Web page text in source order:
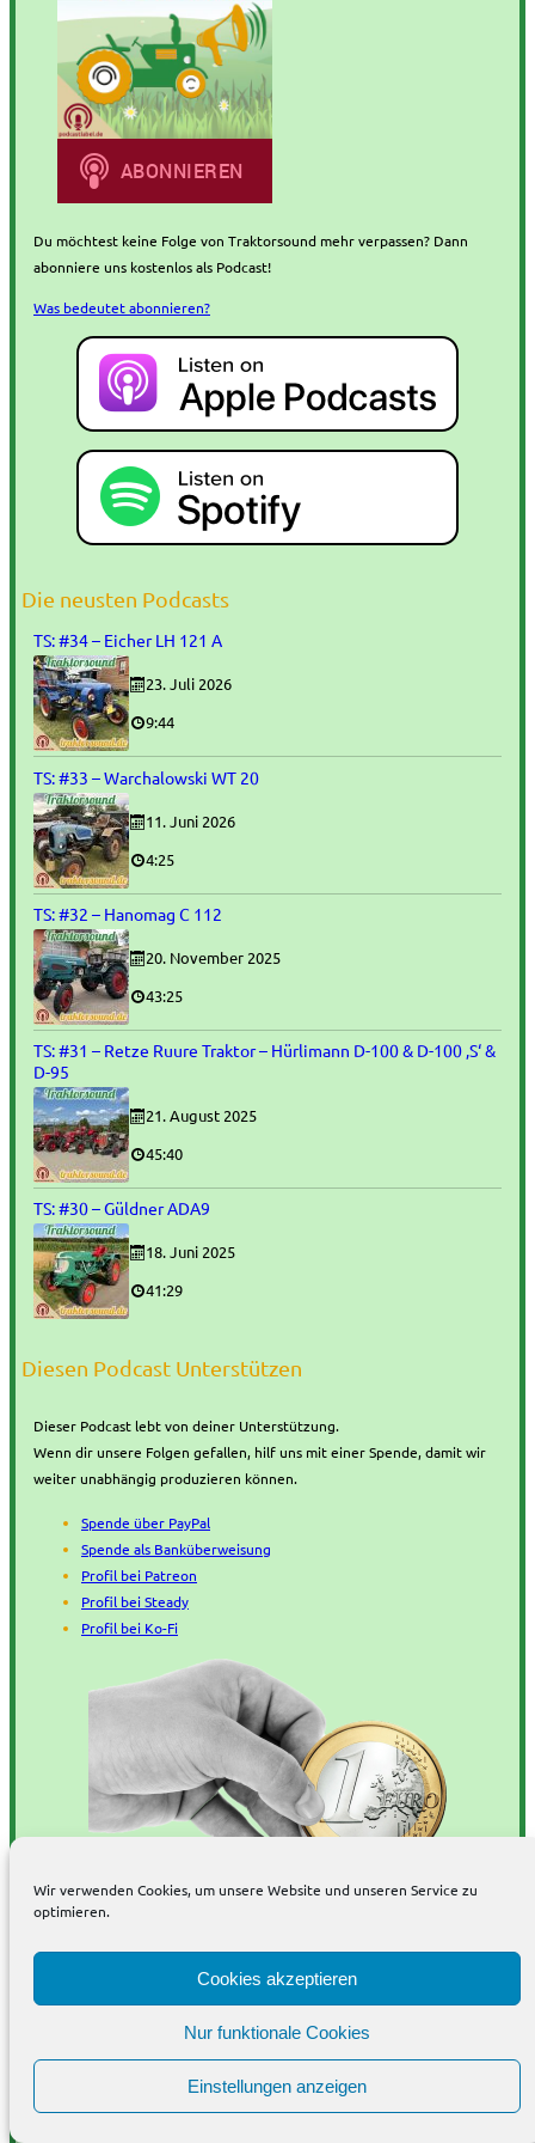
Wir verwenden Cookies, um unsere Website und unseren Service zu
optimieren.
Cookies akzeptieren
Nur funktionale Cookies
Einstellungen anzeigen
Du möchtest keine Folge von Traktorsound mehr verpassen? Dann
abonniere uns kostenlos als Podcast!
Was bedeutet abonnieren?
Die neusten Podcasts
TS: #34 – Eicher LH 121 A
23. Juli 2026
9:44
TS: #33 – Warchalowski WT 20
11. Juni 2026
4:25
TS: #32 – Hanomag C 112
20. November 2025
43:25
TS: #31 – Retze Ruure Traktor – Hürlimann D-100 & D-100 ‚S‘ &
D-95
21. August 2025
45:40
TS: #30 – Güldner ADA9
18. Juni 2025
41:29
Diesen Podcast Unterstützen
Dieser Podcast lebt von deiner Unterstützung.
Wenn dir unsere Folgen gefallen, hilf uns mit einer Spende, damit wir
weiter unabhängig produzieren können.
Spende über PayPal
Spende als Banküberweisung
Profil bei Patreon
Profil bei Steady
Profil bei Ko-Fi
Produktion
Wir produzieren Podcasts auch in Ihrem Auftrag.